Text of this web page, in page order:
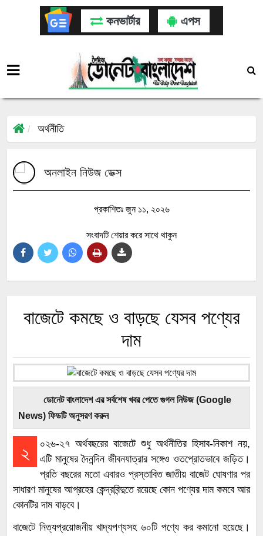
কনভার্টার এপস
অর্থনীতি
অনলাইন নিউজ ডেক্স
প্রকাশিতঃ জুন ১১, ২০২৬
সংবাদটি শেয়ার করে সাথে থাকুন
বাজেটে কমছে ও বাড়ছে যেসব পণ্যের
দাম
ডোনেট বাংলাদেশ এর সর্বশেষ খবর পেতে গুগল নিউজ (Google
News) ফিডটি অনুসরণ করুন
২
০২৬-২৭ অর্থবছরের বাজেটে শুধু অর্থনীতির হিসাব-নিকাশ নয়,
এটি মানুষের দৈনন্দিন জীবনযাত্রার সঙ্গেও ওতপ্রোতভাবে জড়িত।
প্রতি বছরের মতো এবারও প্রস্তাবিত জাতীয় বাজেট ঘোষণার পর
সাধারণ মানুষের আগ্রহের কেন্দ্রবিন্দুতে রয়েছে কোন পণ্যের দাম কমবে আর
কোনটির দাম বাড়বে।
বাজেটে নিত্যপ্রয়োজনীয় খাদ্যপণ্যসহ ৬০টি পণ্যে কর কমানো হয়েছে।